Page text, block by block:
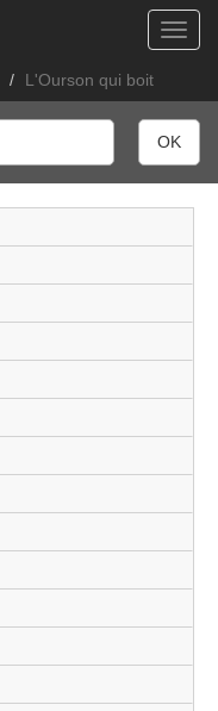
L'Ourson qui boit